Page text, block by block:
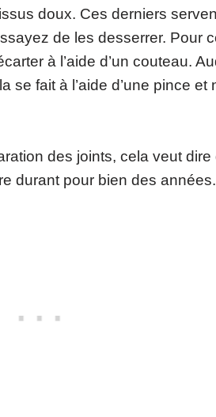
doux. Ces derniers
de les desserrer. Pour
à l’aide d’un couteau.
se fait à l’aide d’une pince et
des joints, cela veut dire
durant pour bien des années.